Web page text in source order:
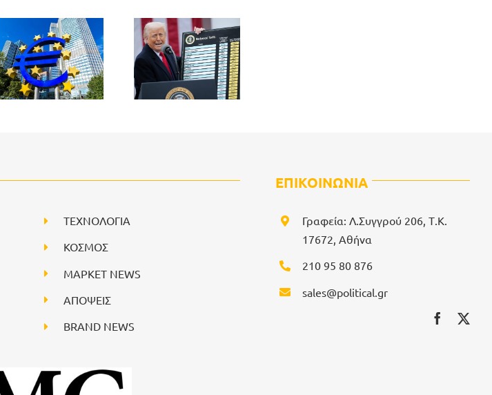
ΤΕΧΝΟΛΟΓΙΑ
ΚΟΣΜΟΣ
ΜΑΡΚΕΤ NEWS
ΑΠΟΨΕΙΣ
BRAND NEWS
ΕΠΙΚΟΙΝΩΝΙΑ
Γραφεία: Λ.Συγγρού 206, Τ.Κ.
17672, Αθήνα
210 95 80 876
sales@political.gr